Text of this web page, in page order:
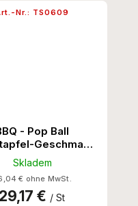
- Pop Ball
Geschmack
3.2KG/4Stk
Skladem
€ ohne MwSt.
29,17 € / St
Nr.: TS0609